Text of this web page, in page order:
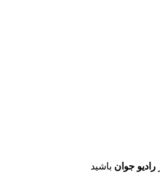
رادیو جوان باشید